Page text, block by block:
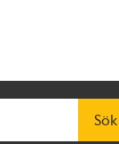
Sök